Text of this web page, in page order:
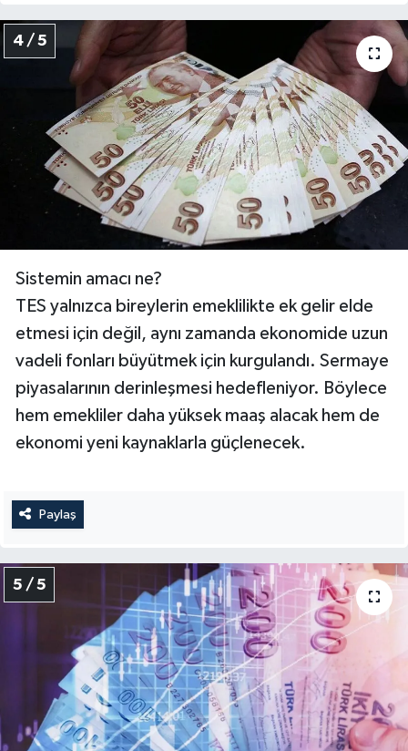
4 / 5
Sistemin amacı ne?
TES yalnızca bireylerin emeklilikte ek gelir elde
etmesi için değil, aynı zamanda ekonomide uzun
vadeli fonları büyütmek için kurgulandı. Sermaye
piyasalarının derinleşmesi hedefleniyor. Böylece
hem emekliler daha yüksek maaş alacak hem de
ekonomi yeni kaynaklarla güçlenecek.
Paylaş
5 / 5